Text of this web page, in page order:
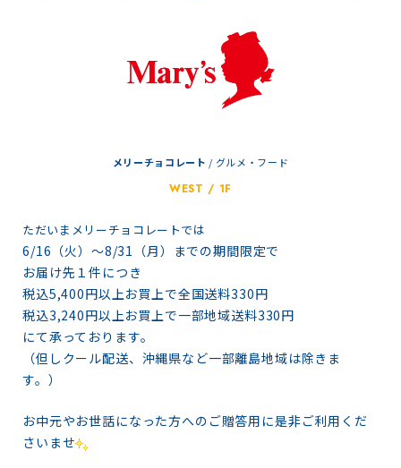
メリーチョコレート / グルメ・フード
WEST / 1F
ただいまメリーチョコレートでは
6/16（火）〜8/31（月）までの期間限定で
お届け先１件につき
税込5,400円以上お買上で全国送料330円
税込3,240円以上お買上で一部地域送料330円
にて承っております。
（但しクール配送、沖縄県など一部離島地域は除きま
す。）
お中元やお世話になった方へのご贈答用に是非ご利用くだ
さいませ